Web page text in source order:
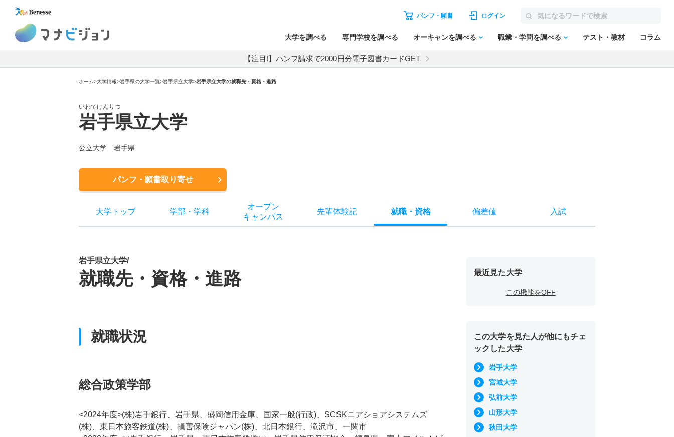
パンフ・願書 ログイン
大学を調べる 専門学校を調べる オーキャンを調べる 職業・学問を調べる テスト・教材 コラム
【注目!】パンフ請求で2000円分電子図書カードGET
ホーム>大学情報>岩手県の大学一覧>岩手県立大学>岩手県立大学の就職先・資格・進路
いわてけんりつ
岩手県立大学
公立大学 岩手県
パンフ・願書取り寄せ
大学トップ 学部 ・ 学科
オープン
キャンパス
先輩体験記 就職・ 資格 偏差値 入試
岩手県立大学/
就職先・資格・進路
就職状況
総合政策学部
<2024年度>(株)岩手銀行、岩手県、盛岡信用金庫、国家一般(行政)、SCSKニアショアシステムズ
(株)、東日本旅客鉄道(株)、損害保険ジャパン(株)、北日本銀行、滝沢市、一関市
最近見た大学
この機能をOFF
この大学を見た人が他にもチェ
ックした大学
岩手大学
宮城大学
弘前大学
山形大学
秋田大学